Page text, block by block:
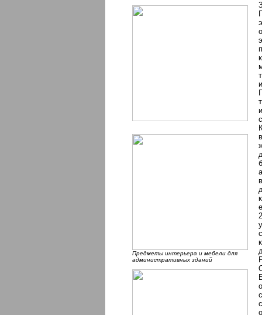
Предметы интерьера и мебели для
административных зданий